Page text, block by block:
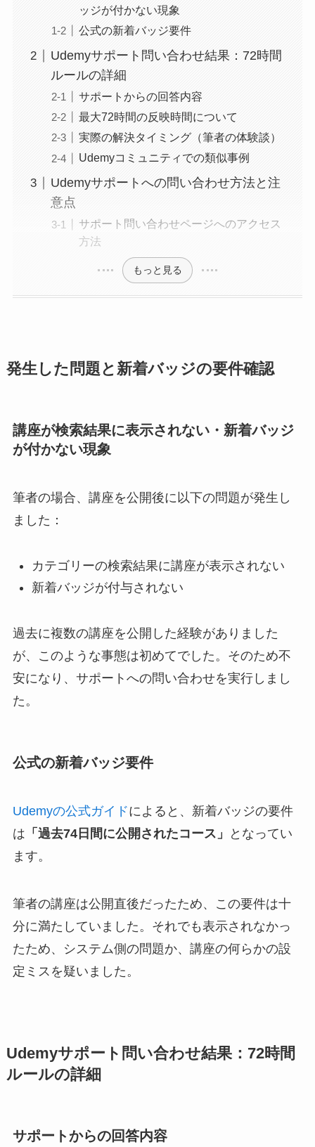
ッジが付かない現象
公式の新着バッジ要件
Udemyサポート問い合わせ結果：72時間
ルールの詳細
サポートからの回答内容
最大72時間の反映時間について
実際の解決タイミング（筆者の体験談）
Udemyコミュニティでの類似事例
Udemyサポートへの問い合わせ方法と注
意点
サポート問い合わせページへのアクセス
方法
もっと見る
発生した問題と新着バッジの要件確認
講座が検索結果に表示されない・新着バッジ
が付かない現象
筆者の場合、講座を公開後に以下の問題が発生し
ました：
カテゴリーの検索結果に講座が表示されない
新着バッジが付与されない
過去に複数の講座を公開した経験がありました
が、このような事態は初めてでした。そのため不
安になり、サポートへの問い合わせを実行しまし
た。
公式の新着バッジ要件
Udemyの公式ガイドによると、新着バッジの要件
は 「過去74日間に公開されたコース」
となってい
ます。
筆者の講座は公開直後だったため、この要件は十
分に満たしていました。それでも表示されなかっ
たため、システム側の問題か、講座の何らかの設
定ミスを疑いました。
Udemyサポート問い合わせ結果：72時間
ルールの詳細
サポートからの回答内容